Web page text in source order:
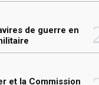
de guerre en
et la Commission